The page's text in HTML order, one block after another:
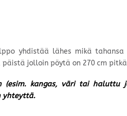
yhdistää lähes mikä
jolloin pöytä on 270 cm
(esim. kangas, väri tai haluttu
yhteyttä.